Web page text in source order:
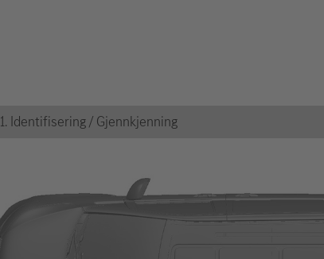
1. Identifisering / Gjennkjenning